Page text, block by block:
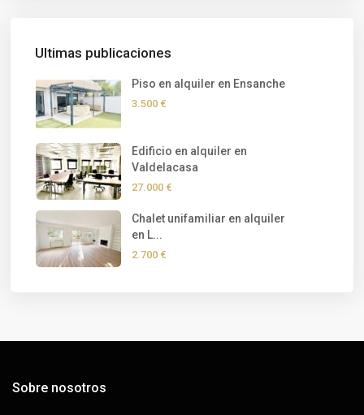
Ultimas publicaciones
Piso en alquiler en Ensanche
3.500 €
Edificio en alquiler en
Valdelacasa
27.000 €
Chalet unifamiliar en alquiler
en L...
2.700 €
Sobre nosotros